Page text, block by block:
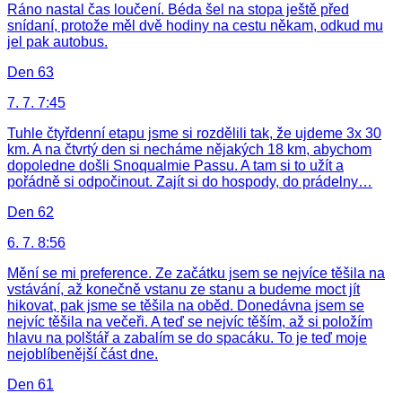
Ráno nastal čas loučení. Béda šel na stopa ještě před
snídaní, protože měl dvě hodiny na cestu někam, odkud mu
jel pak autobus.
Den 63
7. 7. 7:45
Tuhle čtyřdenní etapu jsme si rozdělili tak, že ujdeme 3x 30
km. A na čtvrtý den si necháme nějakých 18 km, abychom
dopoledne došli Snoqualmie Passu. A tam si to užít a
pořádně si odpočinout. Zajít si do hospody, do prádelny…
Den 62
6. 7. 8:56
Mění se mi preference. Ze začátku jsem se nejvíce těšila na
vstávání, až konečně vstanu ze stanu a budeme moct jít
hikovat, pak jsme se těšila na oběd. Donedávna jsem se
nejvíc těšila na večeři. A teď se nejvíc těším, až si položím
hlavu na polštář a zabalím se do spacáku. To je teď moje
nejoblíbenější část dne.
Den 61